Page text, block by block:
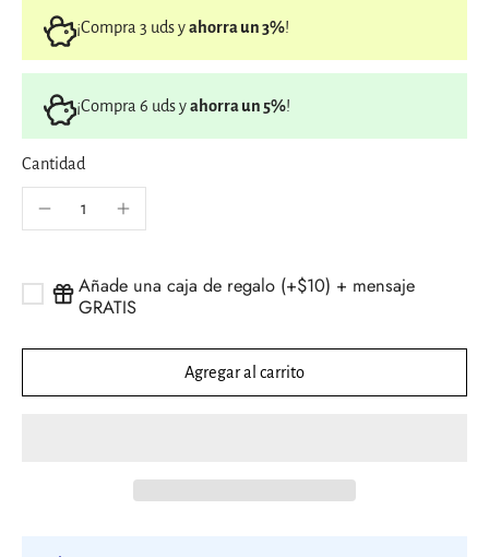
¡Compra 3 uds yahorra un 3%!
¡Compra 6 uds yahorra un 5%!
Cantidad
Añade una caja de regalo (+$10) + mensaje
GRATIS
Agregar al carrito